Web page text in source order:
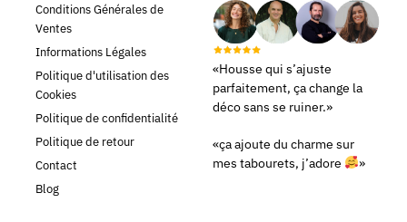
Conditions Générales de
Ventes
Informations Légales
Politique d'utilisation des
Cookies
Politique de confidentialité
Politique de retour
Contact
Blog
«Housse qui s’ajuste
parfaitement, ça change la
déco sans se ruiner.»
«ça ajoute du charme sur
mes tabourets, j’adore
»